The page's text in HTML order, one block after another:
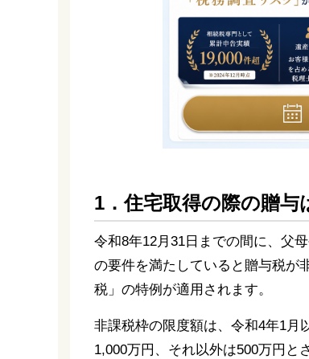
1．住宅取得の際の贈与
令和8年12月31日までの間に、父
の要件を満たしていると贈与税が
税」の特例が適用されます。
非課税枠の限度額は、令和4年1月
1,000万円、それ以外は500万円と